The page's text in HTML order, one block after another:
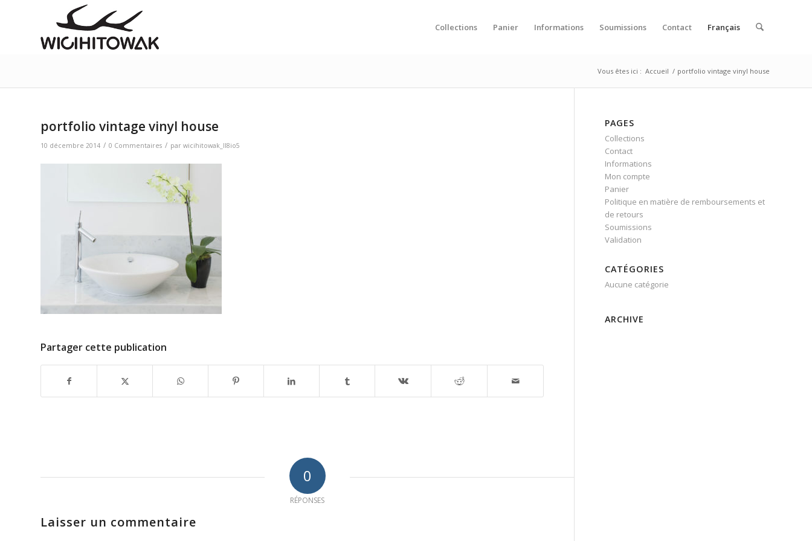
Collections Panier Informations Soumissions Contact Français
Vous êtes ici : Accueil / portfolio vintage vinyl house
portfolio vintage vinyl house
10 décembre 2014 / 0 Commentaires / par wicihitowak_ll8io5
Partager cette publication
0
RÉPONSES
Laisser un commentaire
PAGES
Collections
Contact
Informations
Mon compte
Panier
Politique en matière de remboursements et
de retours
Soumissions
Validation
CATÉGORIES
Aucune catégorie
ARCHIVE